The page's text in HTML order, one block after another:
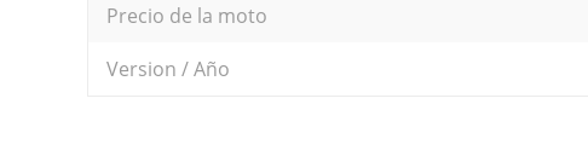
Precio de la moto
Version / Año